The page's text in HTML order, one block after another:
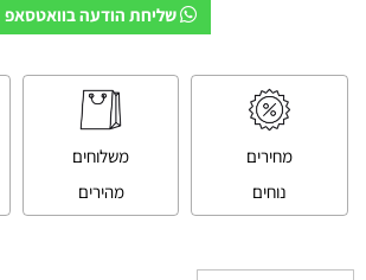
שליחת הודעה בוואטסאפ
מחירים
נוחים
משלוחים
מהירים